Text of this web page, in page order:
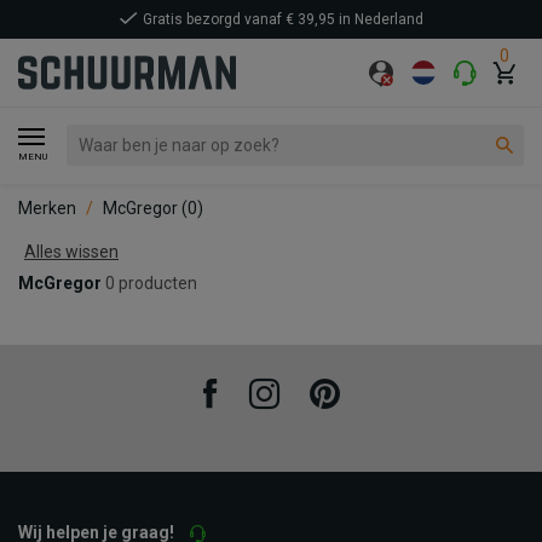
0
MENU
Gratis bezorgd vanaf € 39,95 in Nederland
Merken McGregor(0)
Alles wissen
McGregor 0 producten
FacebookInstagramPinterest
Wij helpen je graag!